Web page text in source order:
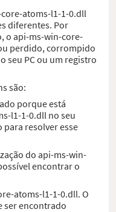
atoms-l1-1-0.dll
diferentes. Por
o api-ms-win-core-
perdido, corrompido
seu PC ou um registro
são:
porque está
l1-1-0.dll no seu
resolver esse
do api-ms-win-
encontrar o
atoms-l1-1-0.dll. O
ser encontrado